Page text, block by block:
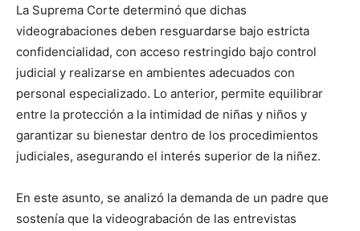
La Suprema Corte determinó que dichas
videograbaciones deben resguardarse bajo estricta
confidencialidad, con acceso restringido bajo control
judicial y realizarse en ambientes adecuados con
personal especializado. Lo anterior, permite equilibrar
entre la protección a la intimidad de niñas y niños y
garantizar su bienestar dentro de los procedimientos
judiciales, asegurando el interés superior de la niñez.
En este asunto, se analizó la demanda de un padre que
sostenía que la videograbación de las entrevistas